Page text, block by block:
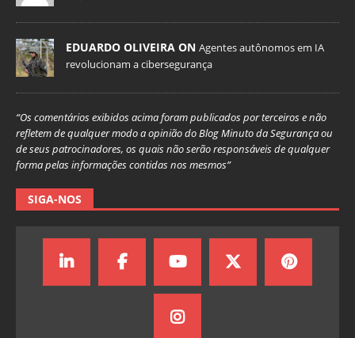
EDUARDO OLIVEIRA ON Agentes autônomos em IA
revolucionam a cibersegurança
“Os comentários exibidos acima foram publicados por terceiros e não
refletem de qualquer modo a opinião do Blog Minuto da Segurança ou
de seus patrocinadores, os quais não serão responsáveis de qualquer
forma pelas informações contidas nos mesmos”
SIGA-NOS